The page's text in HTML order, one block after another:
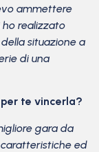
ammettere
realizzato
situazione a
di una
te vincerla?
gara da
ed